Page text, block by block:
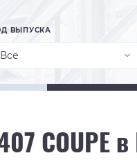
ВЫПУСКА
Все
COUPE